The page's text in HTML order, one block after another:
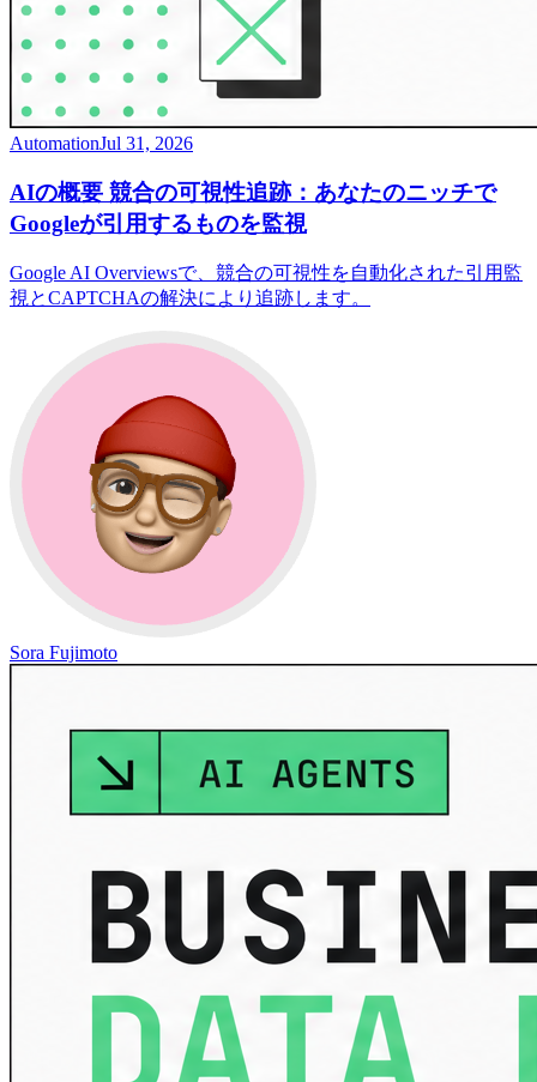
AutomationJul 31, 2026
AIの概要 競合の可視性追跡：あなたのニッチで
Googleが引用するものを監視
Google AI Overviewsで、競合の可視性を自動化された引用監
視とCAPTCHAの解決により追跡します。
Sora Fujimoto